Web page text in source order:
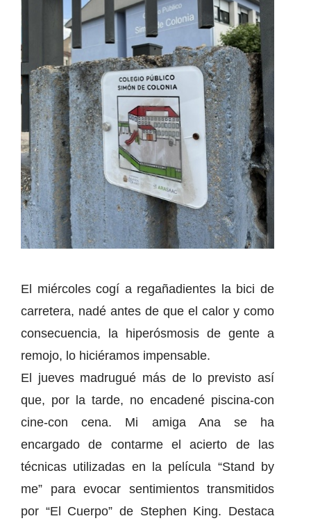
El miércoles cogí a regañadientes la bici de
carretera, nadé antes de que el calor y como
consecuencia, la hiperósmosis de gente a
remojo, lo hiciéramos impensable.
El jueves madrugué más de lo previsto así
que, por la tarde, no encadené piscina-con
cine-con cena. Mi amiga Ana se ha
encargado de contarme el acierto de las
técnicas utilizadas en la película “Stand by
me” para evocar sentimientos transmitidos
por “El Cuerpo” de Stephen King. Destaca